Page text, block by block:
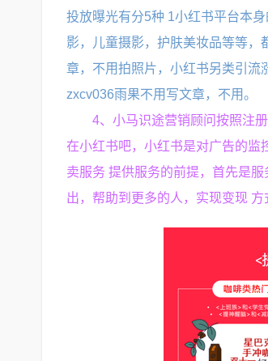
投放曝光有分5种 1小红书平台本
影，儿童摄影，护肤美妆品等等
章，不用拍照片，小红书另类引流
zxcv036雨果不用写文章，不用。
4、小马识途营销顾问按照注
在小红书吧，小红书是对广告的监
卖服务 提供服务的前提，首先是
出，帮助到更多的人，实现变现